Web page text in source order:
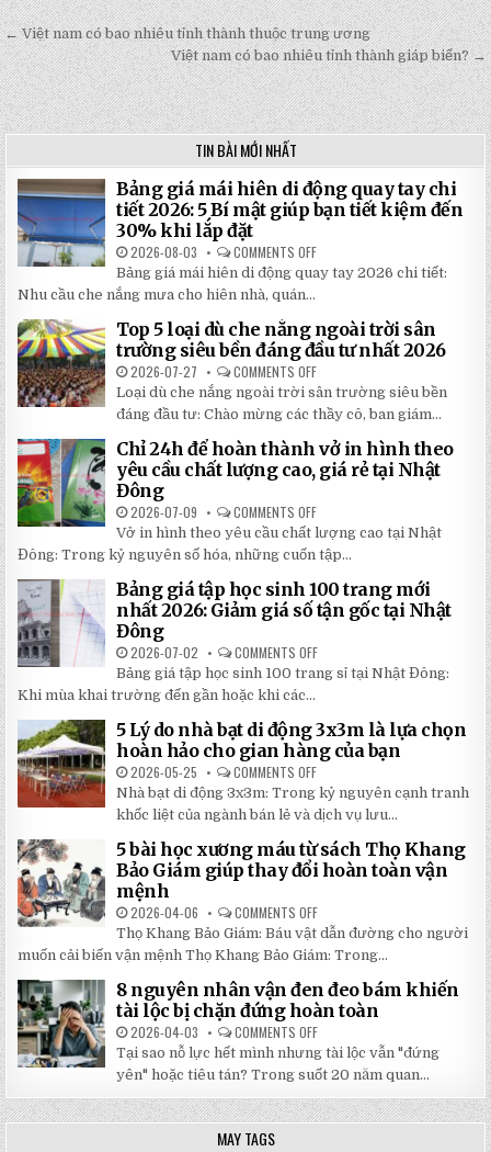
Post
navigation
← Việt nam có bao nhiêu tỉnh thành thuộc trung ương
Việt nam có bao nhiêu tỉnh thành giáp biển? →
TIN BÀI MỚI NHẤT
Bảng giá mái hiên di động quay tay chi
tiết 2026: 5 Bí mật giúp bạn tiết kiệm đến
30% khi lắp đặt
2026-08-03 COMMENTS OFF
BẢNG
GIÁ
ĐỘNG
QUAY
TAY
TIẾT
2026:
5
BÍ
MẬT
GIÚP
BẠN
TIẾT
KHI
LẮP
ĐẶT
Bảng giá mái hiên di động quay tay 2026 chi tiết:
Nhu cầu che nắng mưa cho hiên nhà, quán...
Top 5 loại dù che nắng ngoài trời sân
trường siêu bền đáng đầu tư nhất 2026
2026-07-27 COMMENTS OFF
TOP
5
LOẠI
DÙ
CHE
NẮNG
NGOÀI
TRỜI
BỀN
ĐÁNG
ĐẦU
NHẤT
2026
Loại dù che nắng ngoài trời sân trường siêu bền
đáng đầu tư: Chào mừng các thầy cô, ban giám...
Chỉ 24h để hoàn thành vở in hình theo
yêu cầu chất lượng cao, giá rẻ tại Nhật
Đông
2026-07-09 COMMENTS OFF
CHỈ
24H
ĐỂ
HOÀN
VỞ
IN
HÌNH
YÊU
CHẤT
LƯỢNG
RẺ
TẠI
NHẬT
ĐÔNG
Vở in hình theo yêu cầu chất lượng cao tại Nhật
Đông: Trong kỷ nguyên số hóa, những cuốn tập...
Bảng giá tập học sinh 100 trang mới
nhất 2026: Giảm giá số tận gốc tại Nhật
Đông
2026-07-02 COMMENTS OFF
BẢNG
GIÁ
100
TRANG
MỚI
2026:
GIẢM
GIÁ
SỐ
TẬN
GỐC
TẠI
NHẬT
Bảng giá tập học sinh 100 trang sỉ tại Nhật Đông:
Khi mùa khai trường đến gần hoặc khi các...
5 Lý do nhà bạt di động 3x3m là lựa chọn
hoàn hảo cho gian hàng của bạn
2026-05-25 COMMENTS OFF
5
LÝ
DO
NHÀ
BẠT
DI
ĐỘNG
3X3M
LỰA
HOÀN
HẢO
CHO
HÀNG
CỦA
BẠN
Nhà bạt di động 3x3m: Trong kỷ nguyên cạnh tranh
khốc liệt của ngành bán lẻ và dịch vụ lưu...
5 bài học xương máu từ sách Thọ Khang
Bảo Giám giúp thay đổi hoàn toàn vận
mệnh
2026-04-06 COMMENTS OFF
5
BÀI
HỌC
XƯƠNG
MÁU
TỪ
SÁCH
THỌ
BẢO
GIÁM
GIÚP
THAY
ĐỔI
HOÀN
TOÀN
Thọ Khang Bảo Giám: Báu vật dẫn đường cho người
muốn cải biến vận mệnh Thọ Khang Bảo Giám: Trong...
8 nguyên nhân vận đen đeo bám khiến
tài lộc bị chặn đứng hoàn toàn
2026-04-03 COMMENTS OFF
NGUYÊN
NHÂN
VẬN
ĐEN
ĐEO
BÁM
Tại sao nỗ lực hết mình nhưng tài lộc vẫn "đứng
yên" hoặc tiêu tán? Trong suốt 20 năm quan...
MAY TAGS